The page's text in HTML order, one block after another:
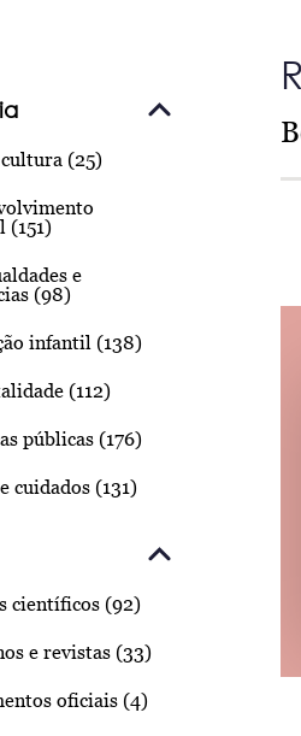
(25)
(151)
e
(98)
infantil (138)
(112)
públicas (176)
cuidados (131)
científicos (92)
e revistas (33)
oficiais (4)